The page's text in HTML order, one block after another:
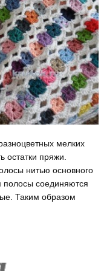
мелких
остатки пряжи.
нитью основного
полосы соединяются
Таким образом